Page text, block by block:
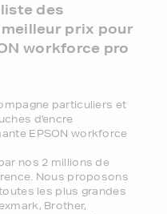
des
prix pour
workforce pro
particuliers et
d'encre
EPSON workforce
nos 2 millions de
Nous proposons
les plus grandes
Brother,